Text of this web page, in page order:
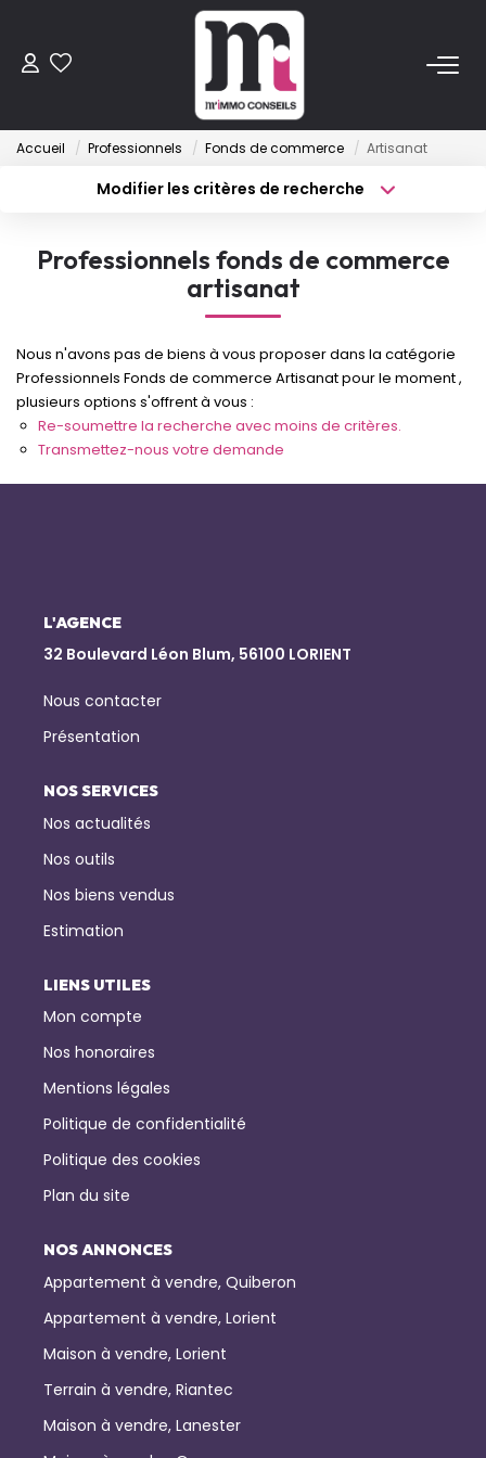
ACHETER
Anciens
Programmes Neufs
VENDRE
ESTIMER
Nous Rejoindre
Accueil Professionnels Fonds de commerce Artisanat
Modifier les critères de recherche
Type de bien
Surface min
Créer une alerte
Professionnels fonds de commerce
artisanat
Nous n'avons pas de biens à vous proposer dans la catégorie
Professionnels Fonds de commerce Artisanat pour le moment ,
plusieurs options s'offrent à vous :
Re-soumettre la recherche avec moins de critères.
Transmettez-nous votre demande
L'AGENCE
32 Boulevard Léon Blum, 56100 LORIENT
Nous contacter
Présentation
NOS SERVICES
Nos actualités
Nos outils
Nos biens vendus
Estimation
LIENS UTILES
Mon compte
Nos honoraires
Mentions légales
Politique de confidentialité
Politique des cookies
Plan du site
NOS ANNONCES
Appartement à vendre, Quiberon
Appartement à vendre, Lorient
Maison à vendre, Lorient
Terrain à vendre, Riantec
Maison à vendre, Lanester